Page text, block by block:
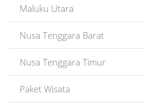
Maluku Utara
Nusa Tenggara Barat
Nusa Tenggara Timur
Paket Wisata